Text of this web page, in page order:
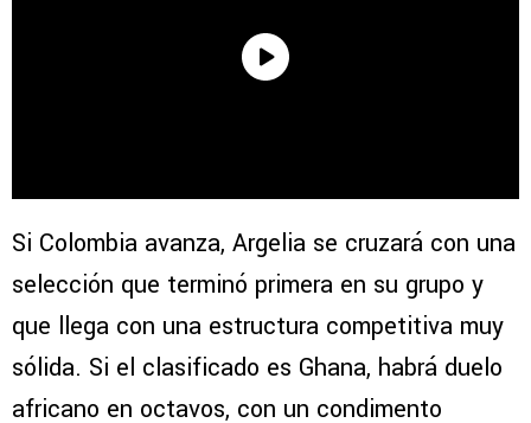
Si Colombia avanza, Argelia se cruzará con una
selección que terminó primera en su grupo y
que llega con una estructura competitiva muy
sólida. Si el clasificado es Ghana, habrá duelo
africano en octavos, con un condimento